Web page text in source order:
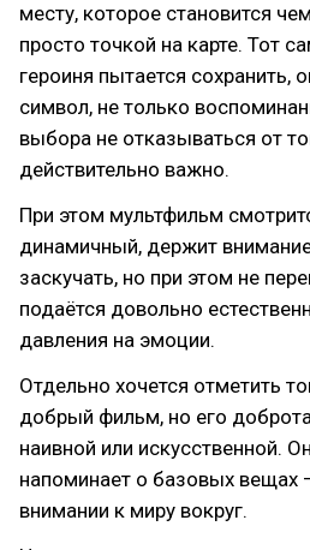
месту, которое становится
просто точкой на карте. Тот
героиня пытается сохранить,
символ, не только
выбора не отказываться от
действительно важно.
При этом мультфильм
динамичный, держит
заскучать, но при этом не
подаётся довольно
давления на эмоции.
Отдельно хочется отметить
добрый фильм, но его
наивной или искусственной.
напоминает о базовых вещах
внимании к миру вокруг.